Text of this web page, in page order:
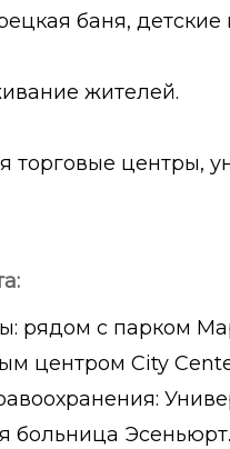
баня,
жителей.
торговые центры,
рядом с парком
центром City
больница Эсеньюрт.